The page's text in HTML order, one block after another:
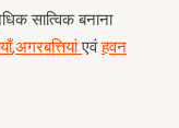
सात्विक बनाना
,अगरबत्तियांएवंहवन